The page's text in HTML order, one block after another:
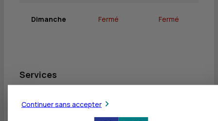
Dimanche Fermé Fermé
Services
Continuer sans accepter